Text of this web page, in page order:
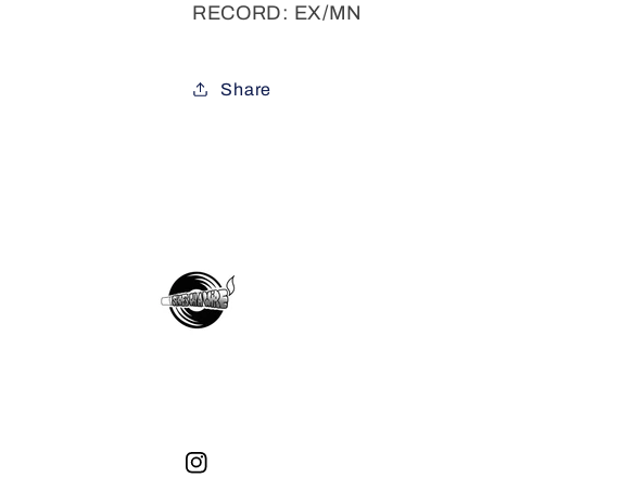
RECORD: EX/MN
Share